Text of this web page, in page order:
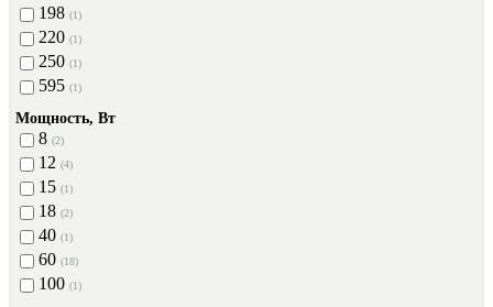
198 (1)
220 (1)
250 (1)
595 (1)
Мощность, Вт
8 (2)
12 (4)
15 (1)
18 (2)
40 (1)
60 (18)
100 (1)